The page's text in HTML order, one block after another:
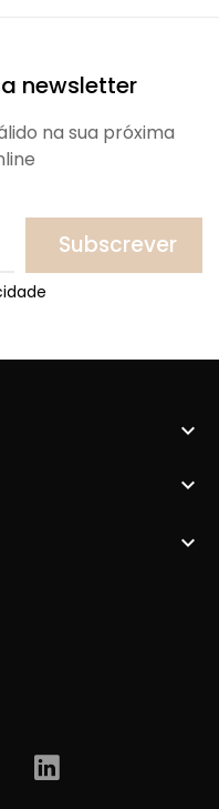
newsletter
na sua próxima
Subscrever


